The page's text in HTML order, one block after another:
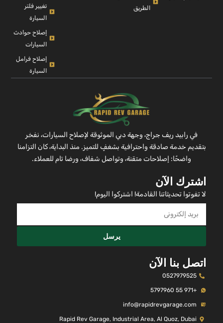
الطريق
تغيير فلتر
السيارة
إصلاح حوادث
السيارات
إصلاح فرامل
السيارة
في رابيد ريف جراج، وجهة دبي الموثوقة لإصلاح السيارات، نفخر
بتقديم خدمة صادقة واحترافية بشغفٍ للتميز. منذ البداية، كان التزامنا
واضحًا: إصلاحات متقنة، وتواصل شفاف، ورضا تام للعملاء.
اشترك الآن
لا تفوتوا تحديثاتنا القادمة! اشتركوا اليوم!
يرسل
اتصل بنا الآن
0527979525
+971 55 5797960
info@rapidrevgarage.com
Rapid Rev Garage, Industrial Area, Al Quoz, Dubai